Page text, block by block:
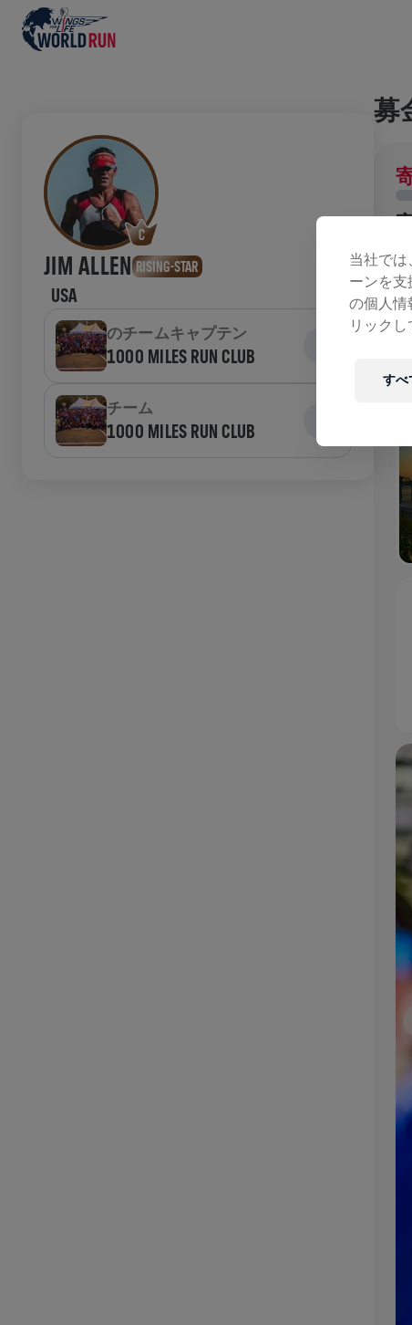
JIM ALLEN RISING-STAR
USA
のチームキャプテン
1000 MILES RUN CLUB
チーム
1000 MILES RUN CLUB
募
ラ
当社では
ーンを支
の個人情
リック
すべ